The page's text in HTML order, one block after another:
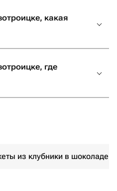
какая
где
из клубники в шоколаде